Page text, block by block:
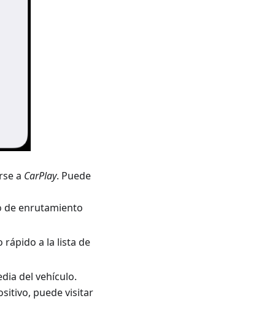
a CarPlay. Puede
de enrutamiento
rápido a la lista de
del vehículo.
puede visitar